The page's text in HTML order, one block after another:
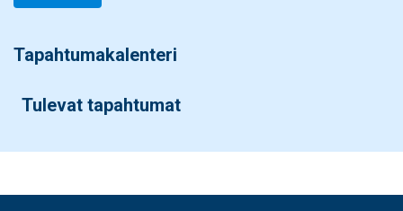
Tapahtumakalenteri
Tulevat tapahtumat